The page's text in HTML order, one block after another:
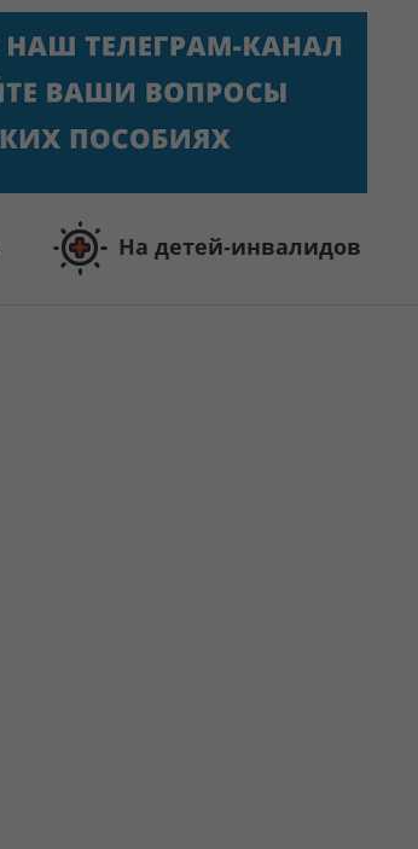
На детей-инвалидов